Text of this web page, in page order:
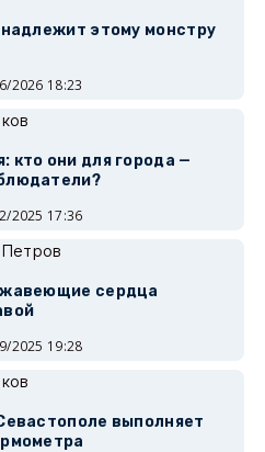
этому монстру
2026 18:23
кто они для города —
2025 17:36
сердца
2025 19:28
выполняет